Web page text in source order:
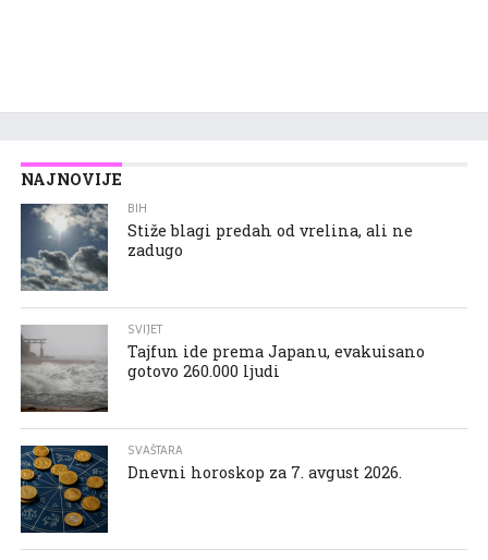
NAJNOVIJE
BIH
Stiže blagi predah od vrelina, ali ne
zadugo
SVIJET
Tajfun ide prema Japanu, evakuisano
gotovo 260.000 ljudi
SVAŠTARA
Dnevni horoskop za 7. avgust 2026.